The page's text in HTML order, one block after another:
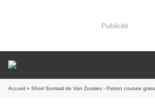
Publicité
Accueil » Short Sumsail de Van Zussies - Patron couture